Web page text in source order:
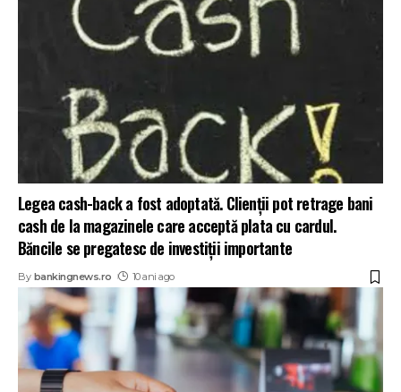
Legea cash-back a fost adoptată. Clienţii pot retrage bani
cash de la magazinele care acceptă plata cu cardul.
Băncile se pregatesc de investiţii importante
By bankingnews.ro 10 ani ago